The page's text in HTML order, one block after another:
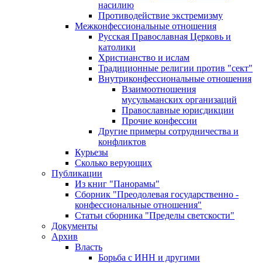
насилию
Противодействие экстремизму
Межконфессиональные отношения
Русская Православная Церковь и
католики
Христианство и ислам
Традиционные религии против "сект"
Внутриконфессиональные отношения
Взаимоотношения
мусульманских организаций
Православные юрисдикции
Прочие конфессии
Другие примеры сотрудничества и
конфликтов
Курьезы
Сколько верующих
Публикации
Из книг "Панорамы"
Сборник "Преодолевая государственно -
конфессиональные отношения"
Статьи сборника "Пределы светскости"
Документы
Архив
Власть
Борьба с ИНН и другими